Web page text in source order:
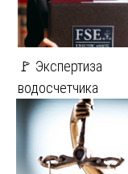
🚩 Экспертиза
водосчетчика